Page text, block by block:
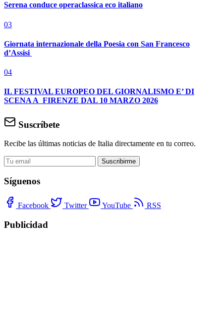
Serena conduce operaclassica eco italiano
03
Giornata internazionale della Poesia con San Francesco
d’Assisi
04
IL FESTIVAL EUROPEO DEL GIORNALISMO E’ DI
SCENA A FIRENZE DAL 10 MARZO 2026
Suscríbete
Recibe las últimas noticias de Italia directamente en tu correo.
Suscribirme
Síguenos
Facebook Twitter YouTube RSS
Publicidad